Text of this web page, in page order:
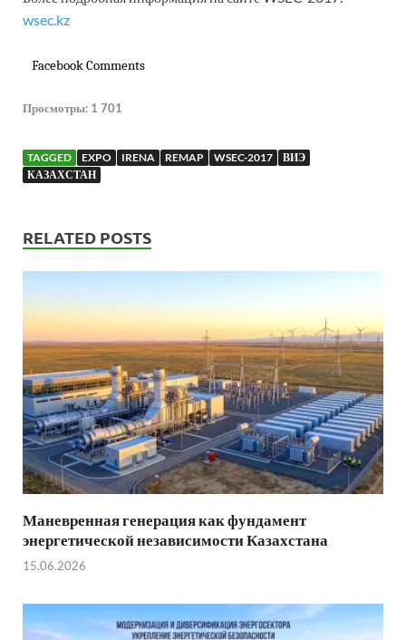
wsec.kz
Facebook Comments
Просмотры: 1 701
TAGGED EXPO IRENA REMAP WSEC-2017
ВИЭ
КАЗАХСТАН
RELATED POSTS
Маневренная генерация как фундамент
энергетической независимости Казахстана
15.06.2026